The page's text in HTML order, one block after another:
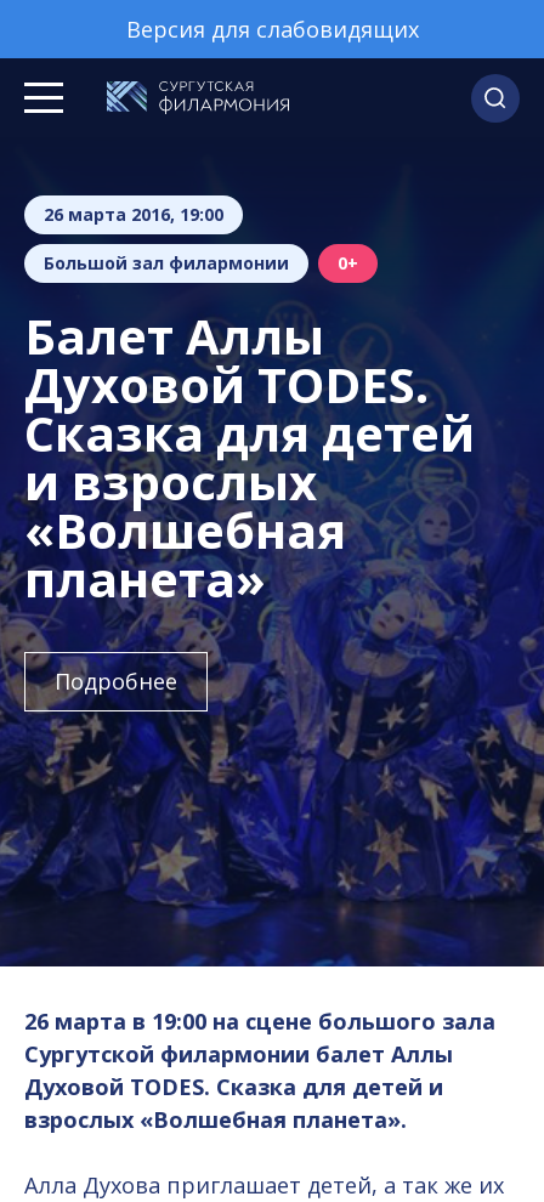
Версия для слабовидящих
26 марта 2016, 19:00
Большой зал филармонии 0+
Балет Аллы
Духовой TODES.
Сказка для детей
и взрослых
«Волшебная
планета»
Подробнее
26 марта в 19:00 на сцене большого зала
Сургутской филармонии балет Аллы
Духовой TODES. Сказка для детей и
взрослых «Волшебная планета».
Алла Духова приглашает детей, а так же их